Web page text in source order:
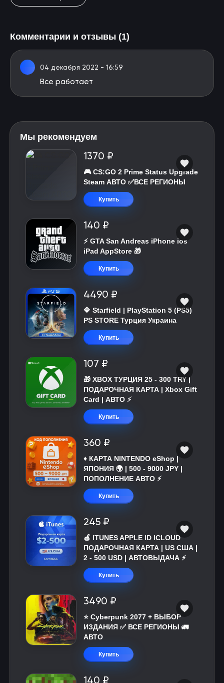
Комментарии и отзывы (1)
04 декабря 2022 - 16:59
Все работает
Мы рекомендуем
1370 ₽
🎮 CS:GO 2 Prime Status Upgrade
Steam АВТО ✅ВСЕ РЕГИОНЫ
Купить
140 ₽
⚡️ GTA San Andreas iPhone ios
iPad AppStore 🎁
Купить
4490 ₽
🔷 Starfield | PlayStation 5 (PS5)
PS STORE Турция Украина
Купить
107 ₽
🎁 XBOX ТУРЦИЯ 25 - 300 TRY |
ПОДАРОЧНАЯ КАРТА | Xbox Gift
Card | АВТО ⚡
Купить
360 ₽
♦️ КАРТА NINTENDO eShop |
ЯПОНИЯ 🌍 | 500 - 9000 JPY |
ПОПОЛНЕНИЕ АВТО ⚡
Купить
245 ₽
🍎 ITUNES APPLE ID ICLOUD
ПОДАРОЧНАЯ КАРТА | US США |
2 - 500 USD | АВТОВЫДАЧА ⚡️
Купить
3490 ₽
⭐ Cyberpunk 2077 + ВЫБОР
ИЗДАНИЯ ✅ ВСЕ РЕГИОНЫ 🚛
АВТО
Купить
140 ₽